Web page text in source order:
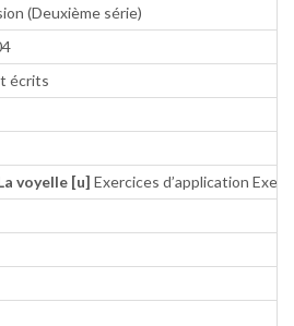
(Deuxième série)
écrits
voyelle [u] Exercices d’application